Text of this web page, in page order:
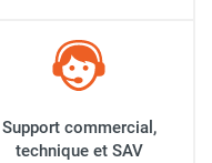
Support commercial,
technique et SAV